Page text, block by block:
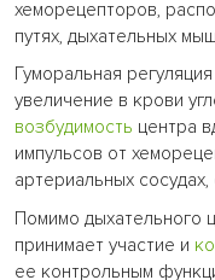
хеморецепторов,
путях, дыхательных
Гуморальная
увеличение в крови
возбудимость центра
импульсов от
артериальных
Помимо дыхательного
принимает участие и
ее контрольным